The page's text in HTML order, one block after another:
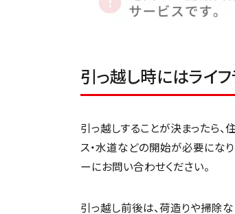
引っ越し時にはライ
引っ越しすることが決まったら
ス・水道などの開始が必要にな
ーにお問い合わせください。
引っ越し前後は、荷造りや掃除